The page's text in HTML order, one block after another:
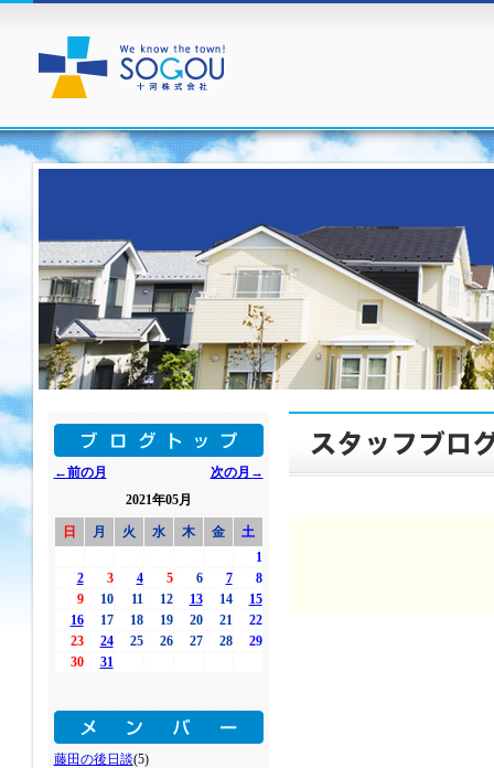
←前の月
次の月→
2021年05月
日 月 火 水 木 金
土
1
2
3 4 5 6 7
8
9
10 11 12 13 14
15
16
17 18 19 20 21
22
23
24 25 26 27 28
29
30
31
藤田の後日談(5)